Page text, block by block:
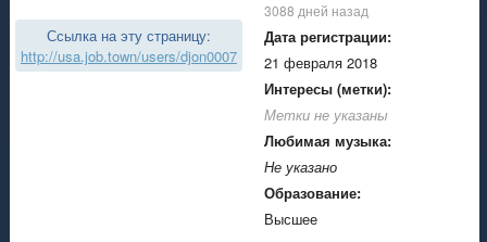
Ссылка на эту страницу:
http://usa.job.town/users/djon0007
3088 дней назад
Дата регистрации:
21 февраля 2018
Интересы (метки):
Метки не указаны
Любимая музыка:
Не указано
Образование:
Высшее